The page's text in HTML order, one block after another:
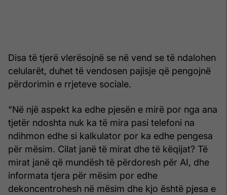
Disa të tjerë vlerësojnë se në vend se të ndalohen
celularët, duhet të vendosen pajisje që pengojnë
përdorimin e rrjeteve sociale.
“Në një aspekt ka edhe pjesën e mirë por nga ana
tjetër ndoshta nuk ka të mira pasi telefoni na
ndihmon edhe si kalkulator por ka edhe pengesa
për mësim. Cilat janë të mirat dhe të këqijat? Të
mirat janë që mundësh të përdoresh për AI, dhe
informata tjera për mësim por edhe
dekoncentrohesh në mësim dhe kjo është pjesa e